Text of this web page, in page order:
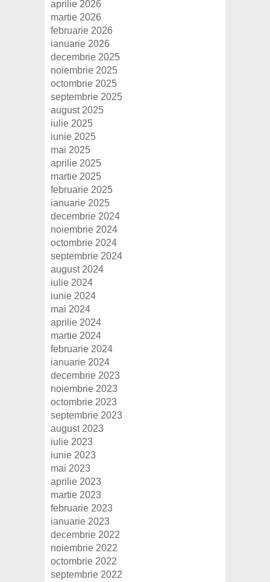
aprilie 2026
martie 2026
februarie 2026
ianuarie 2026
decembrie 2025
noiembrie 2025
octombrie 2025
septembrie 2025
august 2025
iulie 2025
iunie 2025
mai 2025
aprilie 2025
martie 2025
februarie 2025
ianuarie 2025
decembrie 2024
noiembrie 2024
octombrie 2024
septembrie 2024
august 2024
iulie 2024
iunie 2024
mai 2024
aprilie 2024
martie 2024
februarie 2024
ianuarie 2024
decembrie 2023
noiembrie 2023
octombrie 2023
septembrie 2023
august 2023
iulie 2023
iunie 2023
mai 2023
aprilie 2023
martie 2023
februarie 2023
ianuarie 2023
decembrie 2022
noiembrie 2022
octombrie 2022
septembrie 2022